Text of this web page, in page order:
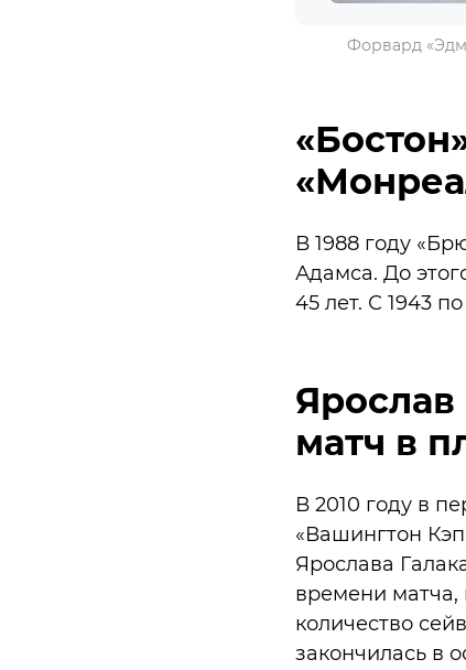
Форвард
В 1988 году
Адамса. До
45 лет. С 1943
Ярослав
матч в
В 2010 году в
«Вашингтон
Ярослава
времени матча,
количество
закончилась в